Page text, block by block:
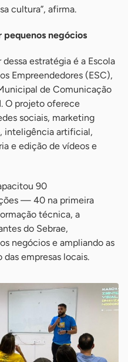
cultura”, afirma.
negócios
estratégia é a Escola
Empreendedores (ESC),
de Comunicação
O projeto oferece
sociais, marketing
inteligência artificial,
e edição de vídeos e
90
— 40 na primeira
técnica, a
do Sebrae,
negócios e ampliando as
empresas locais.